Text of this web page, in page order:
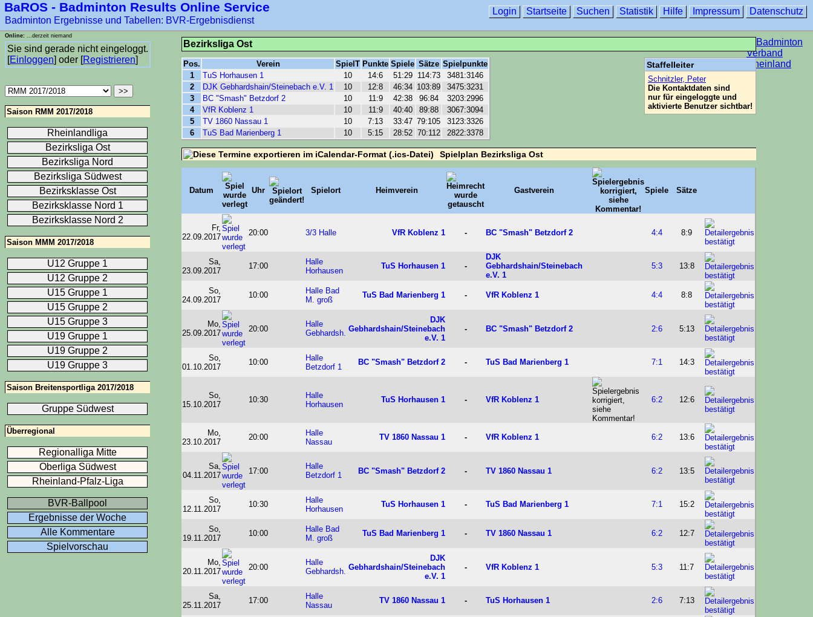
BaROS - Badminton Results Online Service
Badminton Ergebnisse und Tabellen: BVR-Ergebnisdienst
Staffelleiter
Schnitzler, Peter
Die Kontaktdaten sind
nur für eingeloggte und
aktivierte Benutzer sichtbar!
Bezirksliga Ost
Pos. Verein SpielT Punkte Spiele Sätze Spielpunkte
1
TuS Horhausen 1 10 14:6 51:29 114:73
3481:3146
2
DJK Gebhardshain/Steinebach e.V. 1 10 12:8 46:34 103:89
3475:3231
3
BC "Smash" Betzdorf 2 10 11:9 42:38 96:84
3203:2996
4
VfR Koblenz 1 10 11:9 40:40 89:88
3067:3094
5
TV 1860 Nassau 1 10 7:13 33:47 79:105
3123:3326
6
TuS Bad Marienberg 1 10 5:15 28:52 70:112 2822:3378
Spielplan Bezirksliga Ost
Datum Uhr Spielort Heimverein Gastverein Spiele Sätze
Fr,
22.09.2017
20:00 3/3 Halle VfR Koblenz 1 - BC "Smash" Betzdorf 2 4:4 8:9
Sa,
23.09.2017
17:00
Halle
Horhausen
TuS Horhausen 1 -
DJK
Gebhardshain/Steinebach
e.V. 1
5:3 13:8
So,
24.09.2017
10:00
Halle Bad
M. groß
TuS Bad Marienberg 1 - VfR Koblenz 1 4:4 8:8
Mo,
25.09.2017
20:00
Halle
Gebhardsh.
DJK
Gebhardshain/Steinebach
e.V. 1
- BC "Smash" Betzdorf 2 2:6 5:13
So,
01.10.2017
10:00
Halle
Betzdorf 1
BC "Smash" Betzdorf 2 - TuS Bad Marienberg 1 7:1 14:3
So,
15.10.2017
10:30
Halle
Horhausen
TuS Horhausen 1 - VfR Koblenz 1 6:2 12:6
Mo,
23.10.2017
20:00
Halle
Nassau
TV 1860 Nassau 1 - VfR Koblenz 1 6:2 13:6
Sa,
04.11.2017
17:00
Halle
Betzdorf 1
BC "Smash" Betzdorf 2 - TV 1860 Nassau 1 6:2 13:5
So,
12.11.2017
10:30
Halle
Horhausen
TuS Horhausen 1 - TuS Bad Marienberg 1 7:1 15:2
So,
19.11.2017
10:00
Halle Bad
M. groß
TuS Bad Marienberg 1 - TV 1860 Nassau 1 6:2 12:7
Mo,
20.11.2017
20:00
Halle
Gebhardsh.
DJK
Gebhardshain/Steinebach
e.V. 1
- VfR Koblenz 1 5:3 11:7
Sa,
25.11.2017
17:00
Halle
Nassau
TV 1860 Nassau 1 - TuS Horhausen 1 2:6 7:13
Saison RMM 2017/2018
Rheinlandliga
Bezirksliga Ost
Bezirksliga Nord
Bezirksliga Südwest
Bezirksklasse Ost
Bezirksklasse Nord 1
Bezirksklasse Nord 2
Saison MMM 2017/2018
U12 Gruppe 1
U12 Gruppe 2
U15 Gruppe 1
U15 Gruppe 2
U15 Gruppe 3
U19 Gruppe 1
U19 Gruppe 2
U19 Gruppe 3
Saison Breitensportliga 2017/2018
Gruppe Südwest
Überregional
Regionalliga Mitte
Oberliga Südwest
Rheinland-Pfalz-Liga
BVR-Ballpool
Ergebnisse der Woche
Alle Kommentare
Spielvorschau
Login Startseite Suchen Statistik Hilfe Impressum Datenschutz
Online: ...derzeit niemand
Sie sind gerade nicht eingeloggt.
[Einloggen] oder [Registrieren]